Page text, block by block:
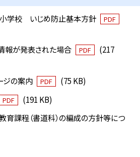
学校 いじめ防止基本方針 PDF
報が発表された場合
PDF
(217
ジの案内
PDF
(75 KB)
PDF
(191 KB)
課程（書道科）の編成の方針等につ